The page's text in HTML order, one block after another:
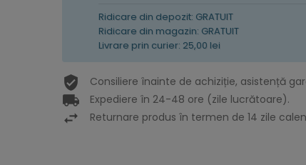
Ridicare din depozit: GRATUIT
Ridicare din magazin: GRATUIT
Livrare prin curier: 25,00 lei
Consiliere înainte de achiziție, asistență
Expediere în 24-48 ore (zile lucrătoare).
Returnare produs în termen de 14 zile